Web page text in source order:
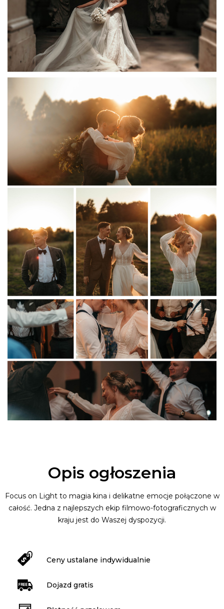
Opis ogłoszenia
Focus on Light to magia kina i delikatne emocje połączone w
całość. Jedna z najlepszych ekip filmowo-fotograficznych w
kraju jest do Waszej dyspozycji.
Ceny ustalane indywidualnie
Dojazd gratis